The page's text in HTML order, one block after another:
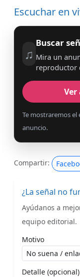
Escuchar en
♫
Buscar
Mira un
reproductor
Te mostraremos el
anuncio.
Compartir:
¿La señal no
Ayúdanos a
equipo editorial.
Motivo
Detalle (opcional)